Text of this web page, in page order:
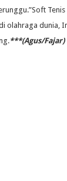
olahraga dunia,
***(Agus/Fajar)